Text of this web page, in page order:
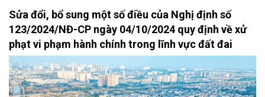
Sửa đổi, bổ sung một số điều của Nghị định số
123/2024/NĐ-CP ngày 04/10/2024 quy định về xử
phạt vi phạm hành chính trong lĩnh vực đất đai